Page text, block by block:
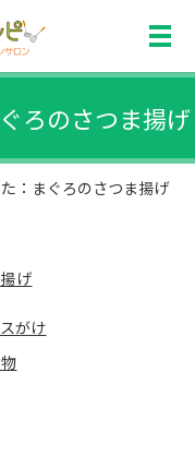
ろのさつま揚げ
：まぐろのさつま揚げ
げ
がけ